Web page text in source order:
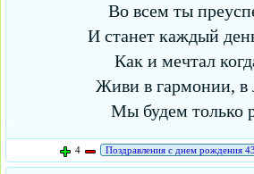
Во всем ты
И станет каждый
Как и мечтал
Живи в гармонии, в
Мы будем только
4
Поздравления с днем рождения